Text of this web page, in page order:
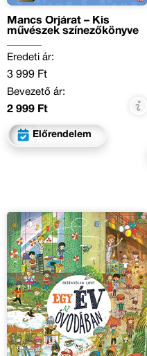
Mancs Őrjárat – Kis
művészek színezőkönyve
Eredeti ár:
3 999 Ft
Bevezető ár:
2 999 Ft
Előrendelem